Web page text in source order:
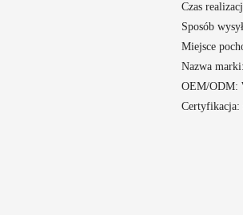
Czas
Sposób
Miejsce
Nazwa
OEM/ODM:
Certyfikacja: